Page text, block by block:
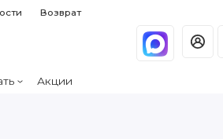
Возврат
Акции